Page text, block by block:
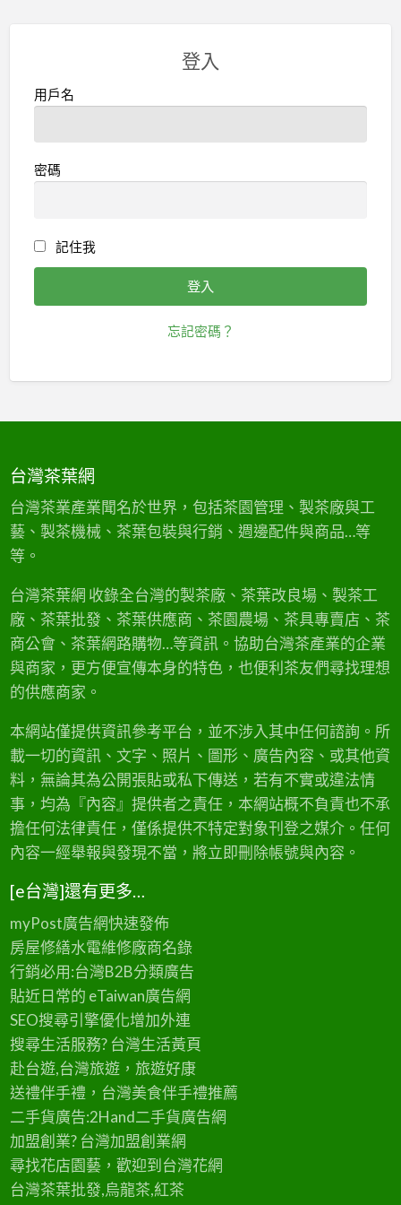
登入
用戶名
密碼
記住我
忘記密碼？
台灣茶葉網
台灣茶業產業聞名於世界，包括茶園管理、製茶廠與工
藝、製茶機械、茶葉包裝與行銷、週邊配件與商品…等
等。
台灣茶葉網 收錄全台灣的製茶廠、茶葉改良場、製茶工
廠、茶葉批發、茶葉供應商、茶園農場、茶具專賣店、茶
商公會、茶葉網路購物…等資訊。協助台灣茶產業的企業
與商家，更方便宣傳本身的特色，也便利茶友們尋找理想
的供應商家。
本網站僅提供資訊參考平台，並不涉入其中任何諮詢。所
載一切的資訊、文字、照片、圖形、廣告內容、或其他資
料，無論其為公開張貼或私下傳送，若有不實或違法情
事，均為『內容』提供者之責任，本網站概不負責也不承
擔任何法律責任，僅係提供不特定對象刊登之媒介。任何
內容一經舉報與發現不當，將立即刪除帳號與內容。
[e台灣]還有更多…
myPost廣告網快速發佈
房屋修繕水電維修廠商名錄
行銷必用:台灣B2B分類廣告
貼近日常的 eTaiwan廣告網
SEO搜尋引擎優化增加外連
搜尋生活服務? 台灣生活黃頁
赴台遊,台灣旅遊，旅遊好康
送禮伴手禮，台灣美食伴手禮推薦
二手貨廣告:2Hand二手貨廣告網
加盟創業? 台灣加盟創業網
尋找花店園藝，歡迎到台灣花網
台灣茶葉批發,烏龍茶,紅茶